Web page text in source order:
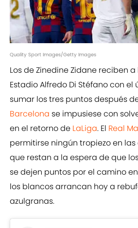
Quality Sport Images/Getty Images
Los de Zinedine Zidane reciben a
Estadio Alfredo Di Stéfano con
sumar los tres puntos después
Barcelona se impusiese con
en el retorno de LaLiga. El Real
permitirse ningún tropiezo en
que restan a la espera de que
se dejen puntos por el camino
los blancos arrancan hoy a
azulgranas.